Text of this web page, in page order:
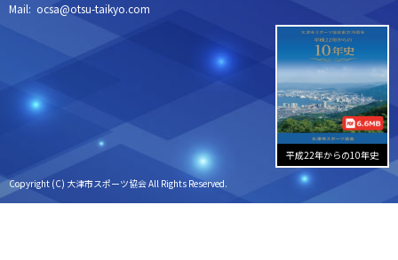
Mail: ocsa@otsu-taikyo.com
平成22年からの10年史
Copyright (C) 大津市スポーツ協会 All Rights Reserved.